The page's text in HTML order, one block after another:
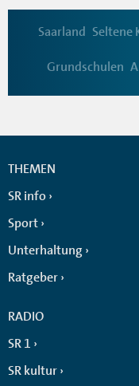
Saarland Seltene
Grundschulen
THEMEN
SR info
Sport
Unterhaltung
Ratgeber
RADIO
SR 1
SR kultur